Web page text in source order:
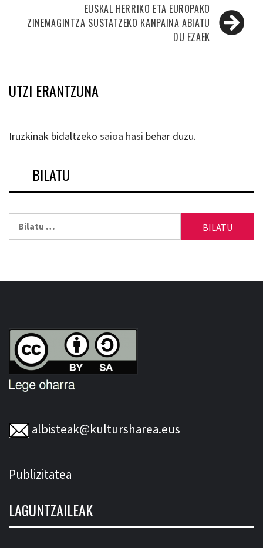
EUSKAL HERRIKO ETA EUROPAKO
ZINEMAGINTZA SUSTATZEKO KANPAINA ABIATU
DU EZAEK
UTZI ERANTZUNA
Iruzkinak bidaltzeko saioa hasi behar duzu.
BILATU
albisteak@kultursharea.eus
Publizitatea
LAGUNTZAILEAK